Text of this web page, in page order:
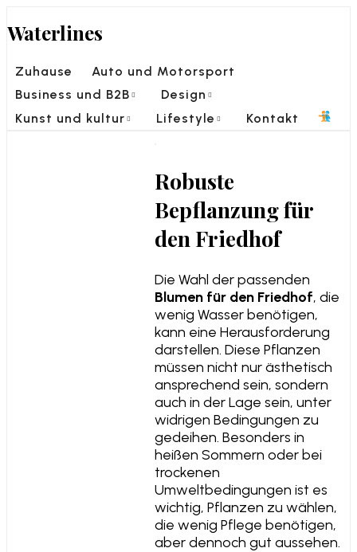
to
Waterlines
Zuhause
Auto und Motorsport
Business und B2B
Design
Kunst und kultur
Lifestyle Kontakt
Robuste
Bepflanzung für
den Friedhof
Die Wahl der passenden
Blumen für den Friedhof, die
wenig Wasser benötigen,
kann eine Herausforderung
darstellen. Diese Pflanzen
müssen nicht nur ästhetisch
ansprechend sein, sondern
auch in der Lage sein, unter
widrigen Bedingungen zu
gedeihen. Besonders in
heißen Sommern oder bei
trockenen
Umweltbedingungen ist es
wichtig, Pflanzen zu wählen,
die wenig Pflege benötigen,
aber dennoch gut aussehen.